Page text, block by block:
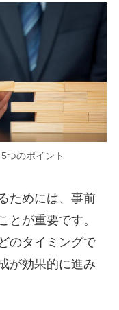
つのポイント
ためには、事前
とが重要です。
のタイミングで
が効果的に進み